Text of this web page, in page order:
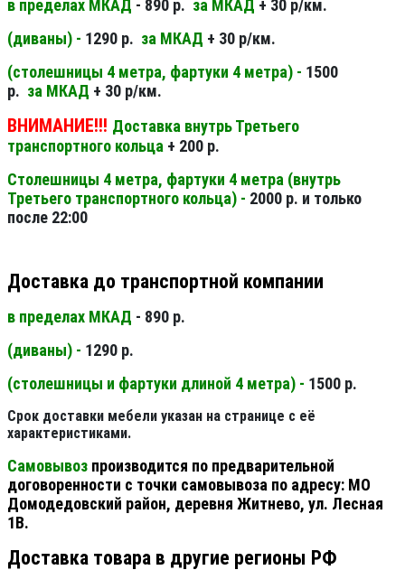
в пределах МКАД - 890 р. за МКАД + 30 р/км.
(диваны) - 1290 р. за МКАД + 30 р/км.
(столешницы 4 метра, фартуки 4 метра) - 1500
р. за МКАД + 30 р/км.
ВНИМАНИЕ!!! Доставка внутрь Третьего
транспортного кольца + 200 р.
Столешницы 4 метра, фартуки 4 метра (внутрь
Третьего транспортного кольца) - 2000 р. и только
после 22:00
Доставка до транспортной компании
в пределах МКАД - 890 р.
(диваны) - 1290 р.
(столешницы и фартуки длиной 4 метра) - 1500 р.
Срок доставки мебели указан на странице с её
характеристиками.
Самовывоз производится по предварительной
договоренности с точки самовывоза по адресу: МО
Домодедовский район, деревня Житнево, ул. Лесная
1В.
Доставка товара в другие регионы РФ